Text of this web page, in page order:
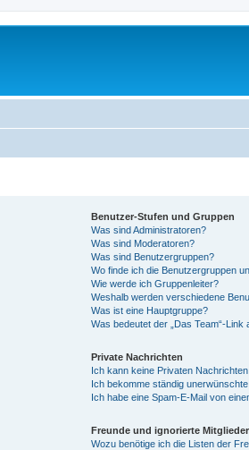
Benutzer-Stufen und Gruppen
Was sind Administratoren?
Was sind Moderatoren?
Was sind Benutzergruppen?
Wo finde ich die Benutzergruppen
Wie werde ich Gruppenleiter?
Weshalb werden verschiedene
Was ist eine Hauptgruppe?
Was bedeutet der „Das Team“-Link
Private Nachrichten
Ich kann keine Privaten
Ich bekomme ständig
Ich habe eine Spam-E-Mail von
Freunde und ignorierte Mitglieder
Wozu benötige ich die Listen der